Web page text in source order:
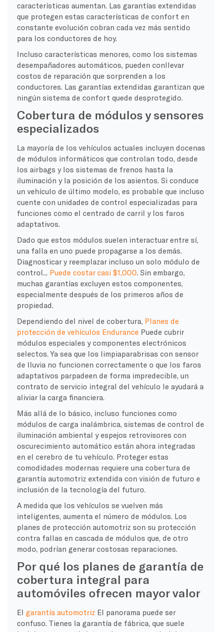
características aumentan. Las garantías extendidas
que protegen estas características de confort en
constante evolución cobran cada vez más sentido
para los conductores de hoy.
Incluso características menores, como los sistemas
desempañadores automáticos, pueden conllevar
costos de reparación que sorprenden a los
conductores. Las garantías extendidas garantizan que
ningún sistema de confort quede desprotegido.
Cobertura de módulos y sensores
especializados
La mayoría de los vehículos actuales incluyen docenas
de módulos informáticos que controlan todo, desde
los airbags y los sistemas de frenos hasta la
iluminación y la posición de los asientos. Si conduce
un vehículo de último modelo, es probable que incluso
cuente con unidades de control especializadas para
funciones como el centrado de carril y los faros
adaptativos.
Dado que estos módulos suelen interactuar entre sí,
una falla en uno puede propagarse a los demás.
Diagnosticar y reemplazar incluso un solo módulo de
control... Puede costar casi $1,000 . Sin embargo,
muchas garantías excluyen estos componentes,
especialmente después de los primeros años de
propiedad.
Dependiendo del nivel de cobertura, Planes de
protección de vehículos Endurance Puede cubrir
módulos especiales y componentes electrónicos
selectos. Ya sea que los limpiaparabrisas con sensor
de lluvia no funcionen correctamente o que los faros
adaptativos parpadeen de forma impredecible, un
contrato de servicio integral del vehículo le ayudará a
aliviar la carga financiera.
Más allá de lo básico, incluso funciones como
módulos de carga inalámbrica, sistemas de control de
iluminación ambiental y espejos retrovisores con
oscurecimiento automático están ahora integradas
en el cerebro de tu vehículo. Proteger estas
comodidades modernas requiere una cobertura de
garantía automotriz extendida con visión de futuro e
inclusión de la tecnología del futuro.
A medida que los vehículos se vuelven más
inteligentes, aumenta el número de módulos. Los
planes de protección automotriz son su protección
contra fallas en cascada de módulos que, de otro
modo, podrían generar costosas reparaciones.
Por qué los planes de garantía de
cobertura integral para
automóviles ofrecen mayor valor
El garantía automotriz El panorama puede ser
confuso. Tienes la garantía de fábrica, que suele